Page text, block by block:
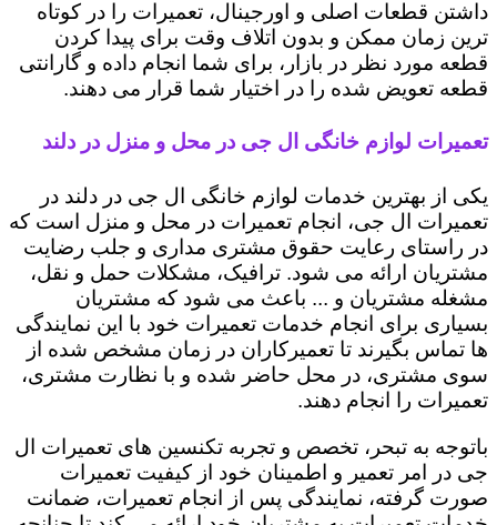
داشتن قطعات اصلی و اورجینال، تعمیرات را در کوتاه
ترین زمان ممکن و بدون اتلاف وقت برای پیدا کردن
قطعه مورد نظر در بازار، برای شما انجام داده و گارانتی
قطعه تعویض شده را در اختیار شما قرار می دهند.
تعمیرات لوازم خانگی ال جی در محل و منزل در دلند
یکی از بهترین خدمات لوازم خانگی ال جی در دلند در
تعمیرات ال جی، انجام تعمیرات در محل و منزل است که
در راستای رعایت حقوق مشتری مداری و جلب رضایت
مشتریان ارائه می شود. ترافیک، مشکلات حمل و نقل،
مشغله مشتریان و ... باعث می شود که مشتریان
بسیاری برای انجام خدمات تعمیرات خود با این نمایندگی
ها تماس بگیرند تا تعمیرکاران در زمان مشخص شده از
سوی مشتری، در محل حاضر شده و با نظارت مشتری،
تعمیرات را انجام دهند.
باتوجه به تبحر، تخصص و تجربه تکنسین های تعمیرات ال
جی در امر تعمیر و اطمینان خود از کیفیت تعمیرات
صورت گرفته، نمایندگی پس از انجام تعمیرات، ضمانت